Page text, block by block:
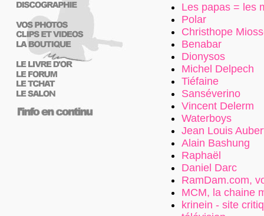
Les papas = les
Polar
Christhope
Benabar
Dionysos
Michel Delpech
Tiéfaine
Sanséverino
Vincent Delerm
Waterboys
Jean Louis
Alain Bashung
Raphaël
Daniel Darc
RamDam.com,
MCM, la chaine
krinein - site